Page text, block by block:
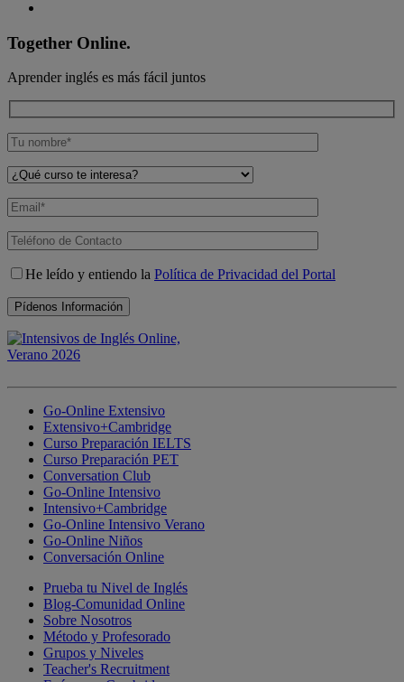
Together Online.
Aprender inglés es más fácil juntos
He leído y entiendo la Política de Privacidad del Portal
Go-Online Extensivo
Extensivo+Cambridge
Curso Preparación IELTS
Curso Preparación PET
Conversation Club
Go-Online Intensivo
Intensivo+Cambridge
Go-Online Intensivo Verano
Go-Online Niños
Conversación Online
Prueba tu Nivel de Inglés
Blog-Comunidad Online
Sobre Nosotros
Método y Profesorado
Grupos y Niveles
Teacher's Recruitment